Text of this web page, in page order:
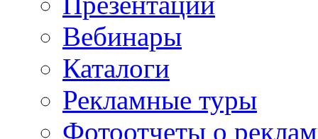
Вебинары
Каталоги
Рекламные туры
Фотоотчеты о